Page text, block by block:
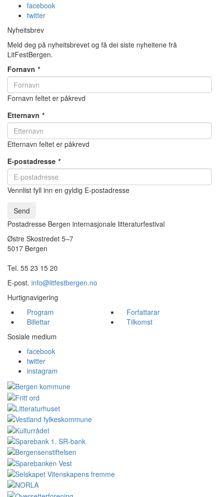
facebook
twitter
Nyheitsbrev
Meld deg på nyheitsbrevet og få dei siste nyheitene frå
LitFestBergen.
Fornavn *
Fornavn feltet er påkrevd
Etternavn *
Etternavn feltet er påkrevd
E-postadresse *
Vennlist fyll inn en gyldig E-postadresse
Send
Postadresse Bergen internasjonale litteraturfestival
Østre Skostredet 5–7
5017 Bergen
Tel. 55 23 15 20
E-post. info@litfestbergen.no
Hurtignavigering
Program
Forfattarar
Billettar
Tilkomst
Sosiale medium
facebook
twitter
instagram